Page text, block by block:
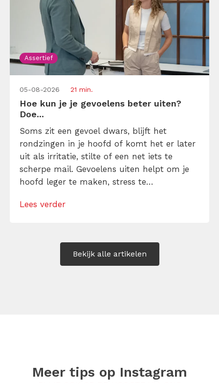
Assertief
05-08-2026 21 min.
Hoe kun je je gevoelens beter uiten?
Doe...
Soms zit een gevoel dwars, blijft het
rondzingen in je hoofd of komt het er later
uit als irritatie, stilte of een net iets te
scherpe mail. Gevoelens uiten helpt om je
hoofd leger te maken, stress te
Maar hoe doe je dat zonder drama, verwijt
Lees verder
Bekijk alle artikelen
Meer tips op Instagram